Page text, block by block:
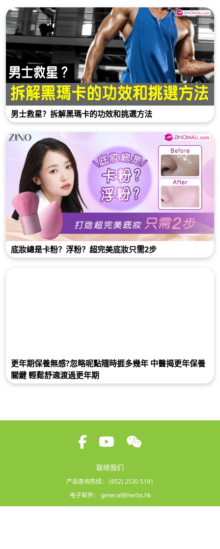
男士救星？拆解黑瑪卡的功效和挑選方法
底妝總是卡粉？浮粉？超完美底妝只需2步
更年期保養無感?忽略呢點隨時捱多幾年 中醫揭更年保養
關鍵 輕鬆舒適渡過更年期
联络我们
产品查询热线： (852) 2530 5191
电子邮件： general@herbs.hk